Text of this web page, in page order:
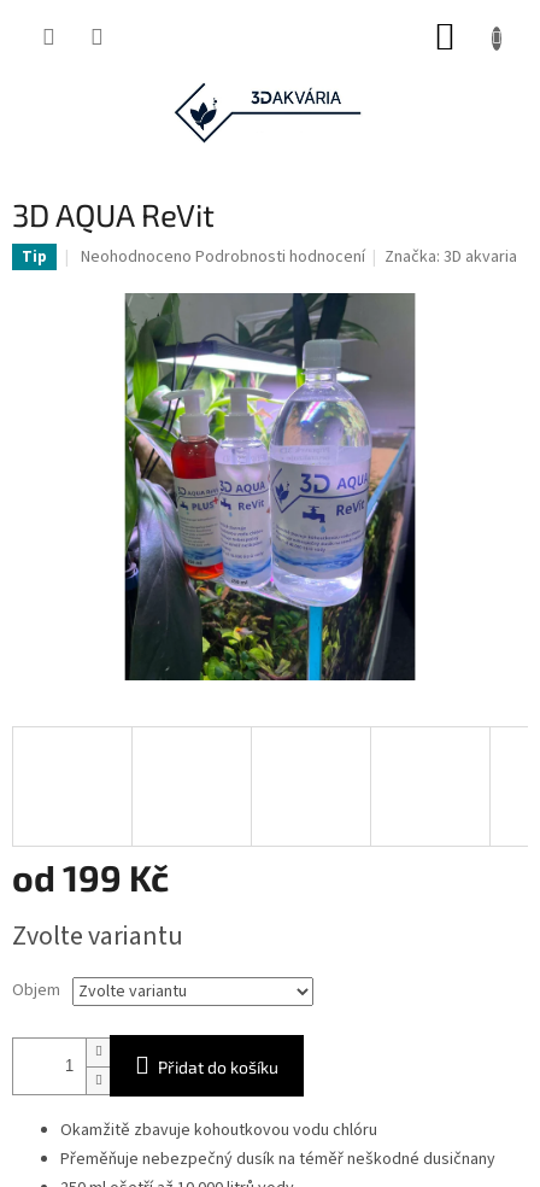
3D AQUA ReVit
Tip
Průměrné
produktu
hvězdiček.
Neohodnoceno Podrobnosti hodnocení Značka:3D akvaria
od 199 Kč
cena:
Zvolte variantu
Objem
Přidat do košíku
Okamžitě zbavuje kohoutkovou vodu chlóru
Přeměňuje nebezpečný dusík na téměř neškodné dusičnany